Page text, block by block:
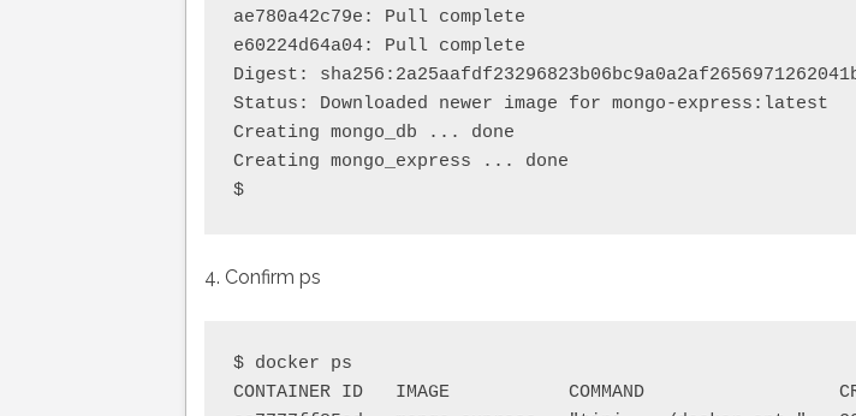
ae780a42c79e: Pull complete
e60224d64a04: Pull complete
Digest:
Status: Downloaded newer image for mongo-express:latest
Creating mongo_db ... done
Creating mongo_express ... done
$
4. Confirm ps
$ docker ps
CONTAINER ID   IMAGE           COMMAND